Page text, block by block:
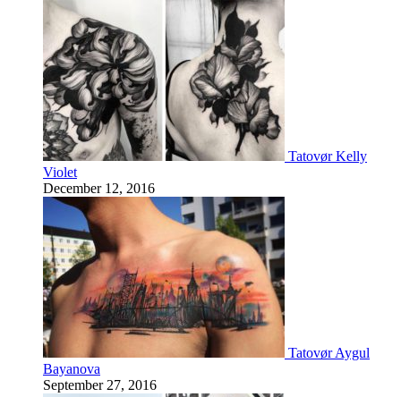
Tatovør Kelly
Violet
December 12, 2016
Tatovør Aygul
Bayanova
September 27, 2016